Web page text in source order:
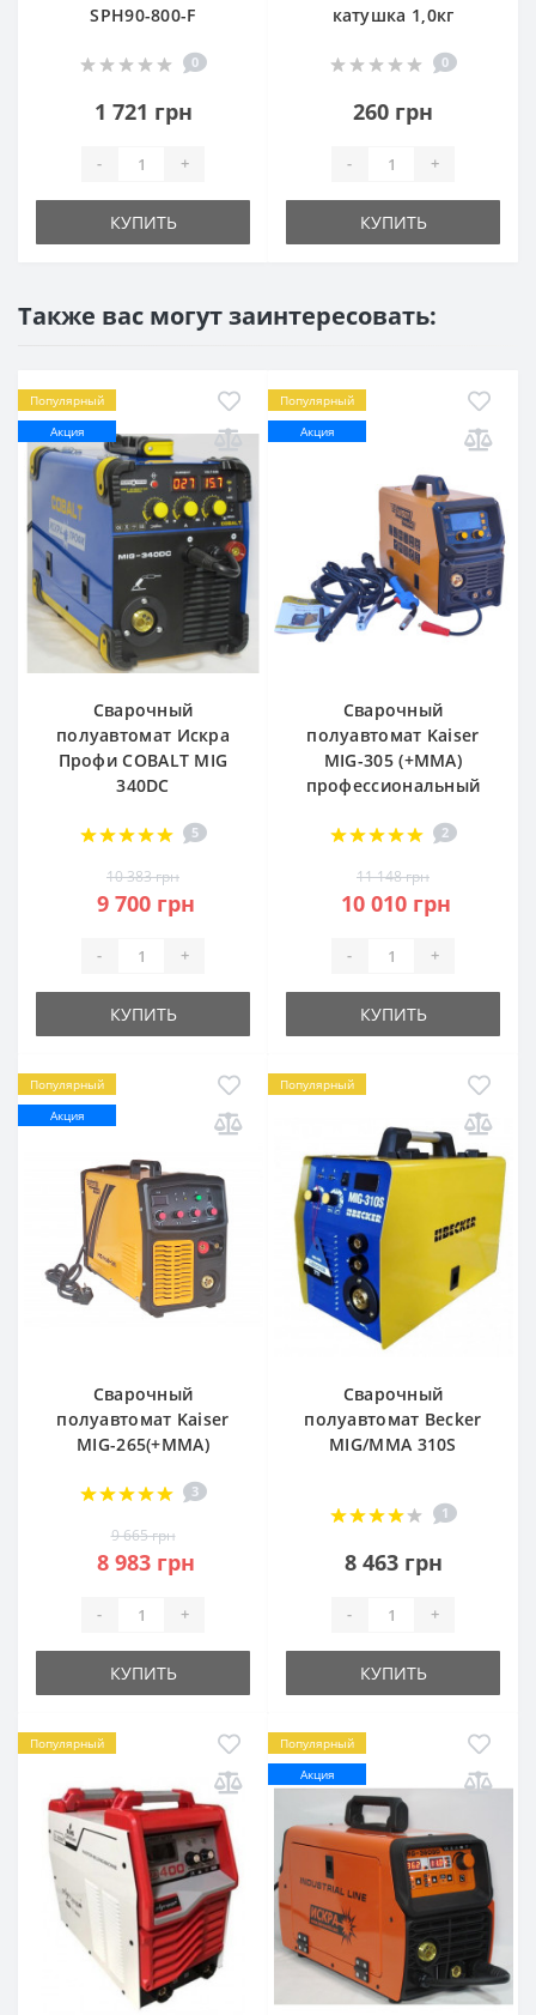
SPH90-800-F
0
1 721 грн
- +
КУПИТЬ
катушка 1,0кг
0
260 грн
- +
КУПИТЬ
Также вас могут заинтересовать:
Популярный
Акция
Сварочный
полуавтомат Искра
Профи COBALT MIG
340DC
5
10 383 грн
9 700 грн
- +
КУПИТЬ
Популярный
Акция
Сварочный
полуавтомат Kaiser
MIG-305 (+MMA)
профессиональный
2
11 148 грн
10 010 грн
- +
КУПИТЬ
Популярный
Акция
Сварочный
полуавтомат Kaiser
MIG-265(+MMA)
3
9 665 грн
8 983 грн
- +
КУПИТЬ
Популярный
Сварочный
полуавтомат Becker
MIG/MMA 310S
1
8 463 грн
- +
КУПИТЬ
Популярный
Популярный
Акция